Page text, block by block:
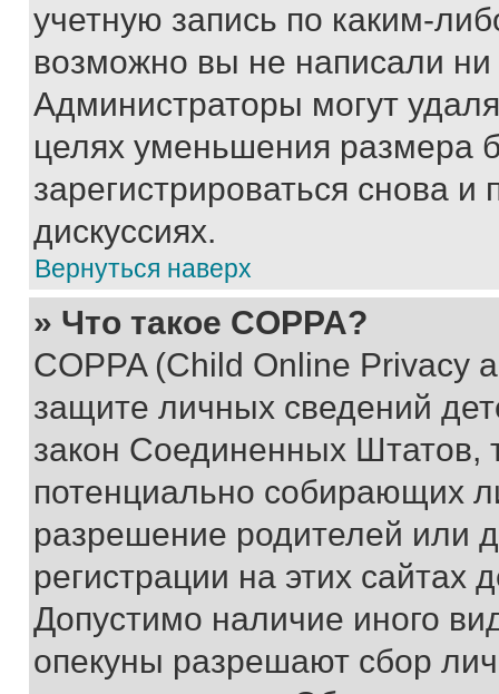
учетную запись по каким-
возможно вы не написали
Администраторы могут
целях уменьшения размера
зарегистрироваться снова и
дискуссиях.
Вернуться наверх
» Что такое COPPA?
COPPA (Child Online Privacy
защите личных сведений
закон Соединенных Штатов,
потенциально собирающих
разрешение родителей или
регистрации на этих сайтах
Допустимо наличие иного
опекуны разрешают сбор